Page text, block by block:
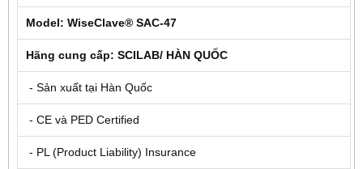
Model: WiseClave® SAC-47
Hãng cung cấp: SCILAB/ HÀN QUỐC
- Sản xuất tại Hàn Quốc
- CE và PED Certified
- PL (Product Liability) Insurance